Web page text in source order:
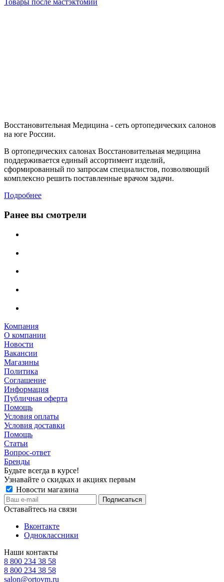
Товары после мастэктомии
Восстановительная Медицина - сеть ортопедических салонов
на юге России.
В ортопедических салонах Восстановительная медицина
поддерживается единый ассортимент изделий,
сформированный по запросам специалистов, позволяющий
комплексно решить поставленные врачом задачи.
Подробнее
Ранее вы смотрели
Компания
О компании
Новости
Вакансии
Магазины
Политика
Соглашение
Информация
Публичная оферта
Помощь
Условия оплаты
Условия доставки
Помощь
Статьи
Вопрос-ответ
Бренды
Будьте всегда в курсе!
Узнавайте о скидках и акциях первым
Новости магазина
Оставайтесь на связи
Вконтакте
Одноклассники
Наши контакты
8 800 234 38 58
8 800 234 38 58
salon@ortovm.ru